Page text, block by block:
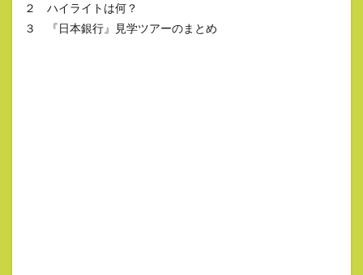
２ ハイライトは何？
３ 『日本銀行』見学ツアーのまとめ